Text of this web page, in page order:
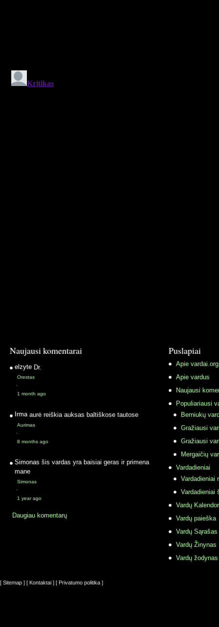
Naujausi komentarai
elzyte Dr.
Orestas
·
1 month ago
Irma aurė reiškia auksas baltiškose tautose
Aurimas
·
8 months ago
Simonas šis vardas yra baisiai geras ir primena
mane
Simonas
·
1 year ago
Daugiau komentarų
Puslapiai
Apie vardai.org
Apie vardus
Naujausi
Populiariausi
Berniukų
Gražiausi
Gražiausi
Mergaičių
Vardadieniai
Vardadieniai
Vardadieniai
Vardų
Vardų paieška
Vardų Sąrašas
Vardų Žinynas
Vardų
[ Sitemap ] [ Kontaktai ] [ Privatumo politika ]